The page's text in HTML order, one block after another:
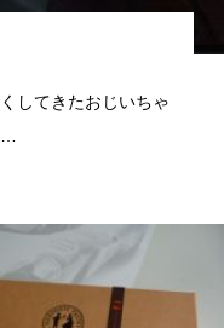
してきたおじいちゃ